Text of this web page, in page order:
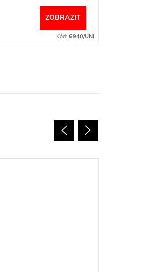
ZOBRAZIT
Kód: 6940/UNI